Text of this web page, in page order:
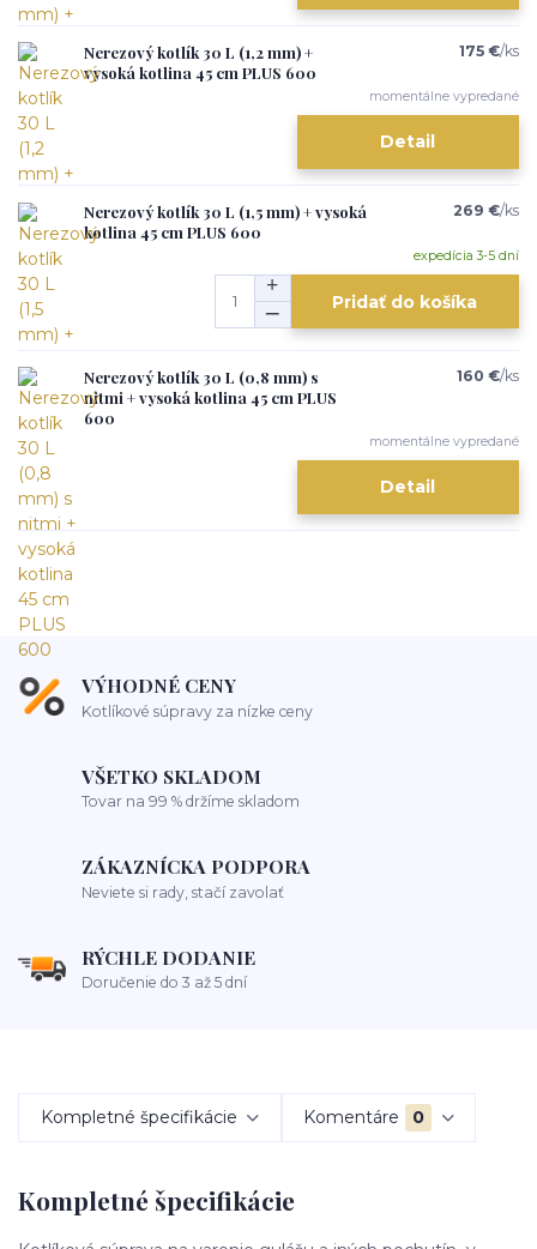
Nerezový kotlík 30 L (1,2 mm) +
vysoká kotlina 45 cm PLUS 600
175 €/ks
momentálne vypredané
Detail
Nerezový kotlík 30 L (1,5 mm) + vysoká
kotlina 45 cm PLUS 600
269 €/ks
expedícia 3-5 dní
Pridať do košíka
Nerezový kotlík 30 L (0,8 mm) s
nitmi + vysoká kotlina 45 cm PLUS
600
160 €/ks
momentálne vypredané
Detail
VÝHODNÉ CENY
Kotlíkové súpravy za nízke ceny
VŠETKO SKLADOM
Tovar na 99 % držíme skladom
ZÁKAZNÍCKA PODPORA
Neviete si rady, stačí zavolať
RÝCHLE DODANIE
Doručenie do 3 až 5 dní
Kompletné špecifikácie Komentáre 0
Kompletné špecifikácie